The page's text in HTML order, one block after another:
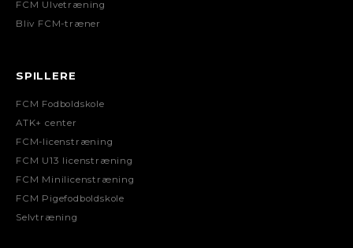
FCM Ulvetræning
Bliv FCM-træner
SPILLERE
FCM Fodboldskole
ATK+ center
FCM-licenstræning
FCM U13 licenstræning
FCM Minilicenstræning
FCM Pigefodboldskole
Selvtræning